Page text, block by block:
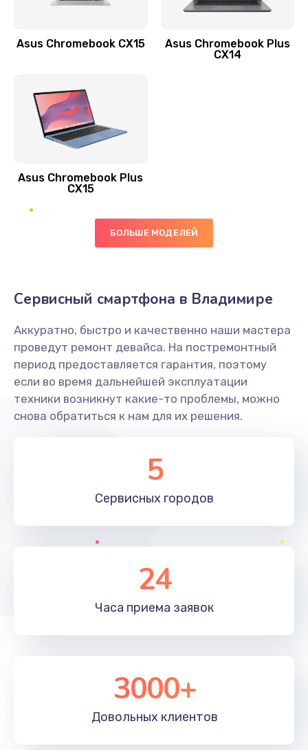
Замена датчика приближения
Замена антенны
Заказать
890 руб.
Замена голосового динамика
Заказать
Замена основной камеры
490 руб.
Заказать
1190 руб.
Заказать
Заказать
Замена клавиатуры
1190 руб.
Замена корпуса
890 руб.
Asus Chromebook CX15
Asus Chromebook Plus
CX14
Asus Chromebook Plus
CX15
БОЛЬШЕ МОДЕЛЕЙ
Сервисный смартфона в Владимире
Аккуратно, быстро и качественно наши мастера
проведут ремонт девайса. На постремонтный
период предоставляется гарантия, поэтому
если во время дальнейшей эксплуатации
техники возникнут какие-то проблемы, можно
снова обратиться к нам для их решения.
5
Сервисных городов
24
Часа приема заявок
3000+
Довольных клиентов